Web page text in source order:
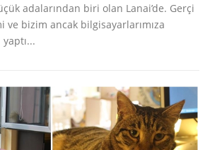
adalarından biri olan Lanai’de. Gerçi
ve bizim ancak bilgisayarlarımıza